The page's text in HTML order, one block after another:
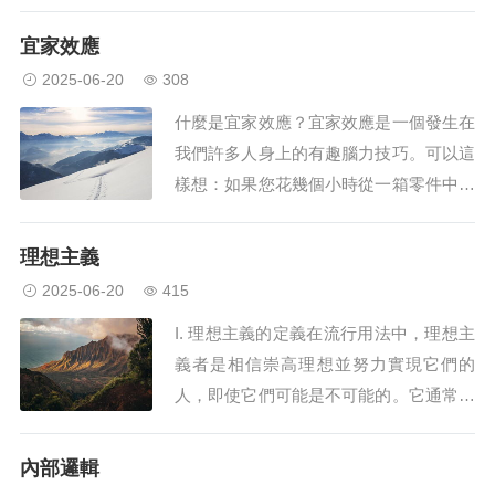
狀;僅僅因為你看到了一條龍，並不意味
著那裡有一條真...
宜家效應
2025-06-20 308
什麼是宜家效應？宜家效應是一個發生在
我們許多人身上的有趣腦力技巧。可以這
樣想：如果您花幾個小時從一箱零件中組
小錯誤，因為您對自己構建的東西感到非
常自豪。這個名...
理想主義
2025-06-20 415
I. 理想主義的定義在流行用法中，理想主
義者是相信崇高理想並努力實現它們的
人，即使它們可能是不可能的。它通常與
內部邏輯